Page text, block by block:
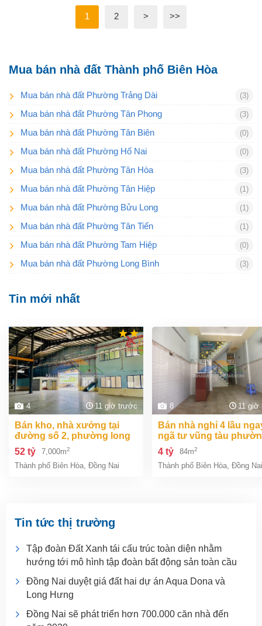
1 2 > >>
Mua bán nhà đất Thành phố Biên Hòa
Mua bán nhà đất Phường Trảng Dài (3)
Mua bán nhà đất Phường Tân Phong (3)
Mua bán nhà đất Phường Tân Biên (0)
Mua bán nhà đất Phường Hố Nai (0)
Mua bán nhà đất Phường Tân Hòa (3)
Mua bán nhà đất Phường Tân Hiệp (1)
Mua bán nhà đất Phường Bửu Long (1)
Mua bán nhà đất Phường Tân Tiến (1)
Mua bán nhà đất Phường Tam Hiệp (0)
Mua bán nhà đất Phường Long Bình (3)
Tin mới nhất
4 11 giờ trước
bán kho, nhà xưởng tại
đường số 2, phường long
bình, thành phố biên hòa,
đồng nai giá 52 tỷ
52 tỷ 7,000m2
Thành phố Biên Hòa, Đồng Nai
8 11
bán nhà nghỉ 4 lầu ngay
ngã tư vũng tàu
an bình biên hòa đồng
giá chỉ 4 tỷ
4 tỷ 84m2
Thành phố Biên Hòa, Đồng Nai
Tin tức thị trường
Tập đoàn Đất Xanh tái cấu trúc toàn diện nhằm
hướng tới mô hình tập đoàn bất động sản toàn cầu
Đồng Nai duyệt giá đất hai dự án Aqua Dona và
Long Hưng
Đồng Nai sẽ phát triển hơn 700.000 căn nhà đến